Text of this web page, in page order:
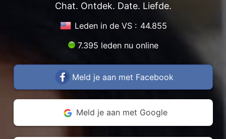
Chat. Ontdek. Date. Liefde.
Leden in de VS : 44.855
7.395 leden nu online
Meld je aan met Facebook
Meld je aan met Google